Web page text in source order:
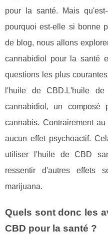
pour la santé. Mais
pourquoi est-elle si bonne
de blog, nous allons
cannabidiol pour la santé
questions les plus
l'huile de CBD.L'huile
cannabidiol, un
cannabis. Contrairement
aucun effet psychoactif.
utiliser l'huile de CBD
ressentir d'autres effets
marijuana.
Quels sont donc les
CBD pour la santé ?